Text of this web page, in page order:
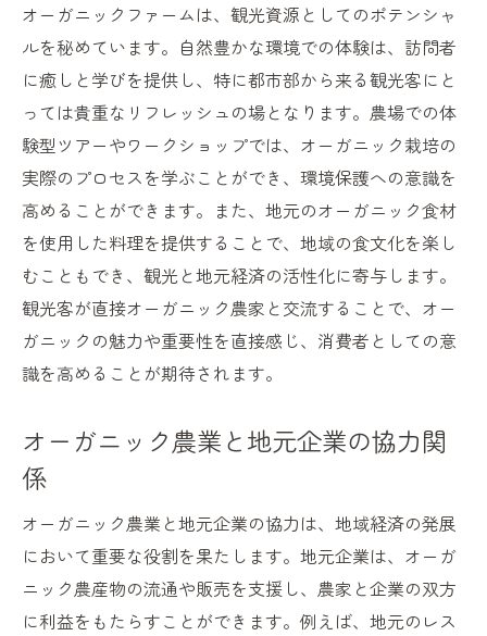
オーガニックファームは、観光資源としてのポテンシャ
ルを秘めています。自然豊かな環境での体験は、訪問者
に癒しと学びを提供し、特に都市部から来る観光客にと
っては貴重なリフレッシュの場となります。農場での体
験型ツアーやワークショップでは、オーガニック栽培の
実際のプロセスを学ぶことができ、環境保護への意識を
高めることができます。また、地元のオーガニック食材
を使用した料理を提供することで、地域の食文化を楽し
むこともでき、観光と地元経済の活性化に寄与します。
観光客が直接オーガニック農家と交流することで、オー
ガニックの魅力や重要性を直接感じ、消費者としての意
識を高めることが期待されます。
オーガニック農業と地元企業の協力関
係
オーガニック農業と地元企業の協力は、地域経済の発展
において重要な役割を果たします。地元企業は、オーガ
ニック農産物の流通や販売を支援し、農家と企業の双方
に利益をもたらすことができます。例えば、地元のレス